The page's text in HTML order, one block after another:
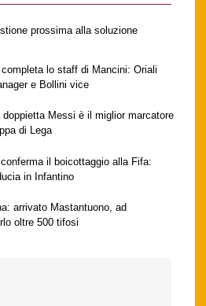
prossima alla soluzione
lo staff di Mancini: Oriali
e Bollini vice
doppietta Messi è il miglior marcatore
di Lega
il boicottaggio alla Fifa:
in Infantino
arrivato Mastantuono, ad
oltre 500 tifosi